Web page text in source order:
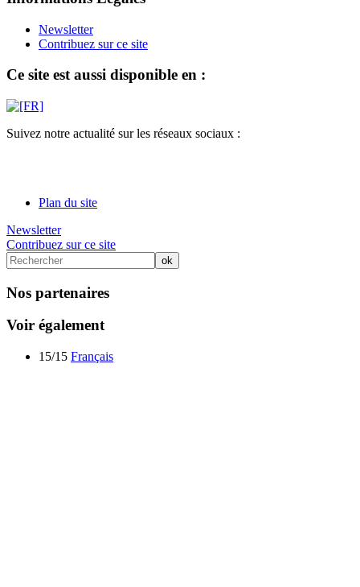
Newsletter
Contribuez sur ce site
Ce site est aussi disponible en :
Suivez notre actualité sur les réseaux sociaux :
Plan du site
Newsletter
Contribuez sur ce site
Nos partenaires
Voir également
15/15 Français